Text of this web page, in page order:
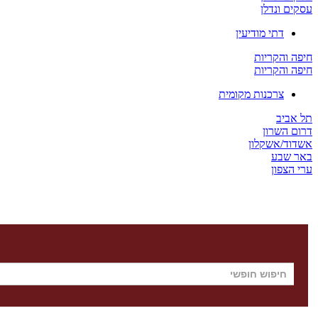
עסקים ונדלן
דתי מודיעין
חיפה והקריות
חיפה והקריות
צרכנות מקומית
תל אביב
דרום השרון
אשדוד/אשקלון
באר שבע
ערי הצפון